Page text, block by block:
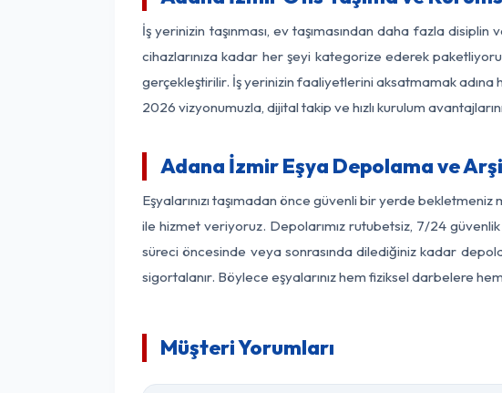
İş yerinizin taşınması, ev taşımasından daha fazla
cihazlarınıza kadar her şeyi kategorize ederek
gerçekleştirilir. İş yerinizin faaliyetlerini aksatmamak adına
2026 vizyonumuzla, dijital takip ve hızlı kurulum
Adana İzmir Eşya Depolama ve
Eşyalarınızı taşımadan önce güvenli bir yerde
ile hizmet veriyoruz. Depolarımız rutubetsiz, 7/24
süreci öncesinde veya sonrasında dilediğiniz kadar
sigortalanır. Böylece eşyalarınız hem fiziksel darbelere
Müşteri Yorumları